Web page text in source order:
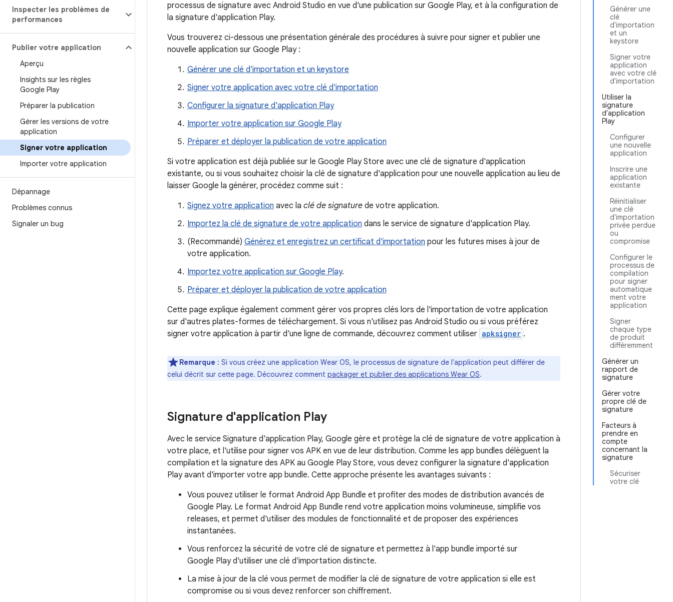
Inspecter les problèmes de
performances
Publier votre application
Aperçu
Insights sur les règles
Google Play
Préparer la publication
Gérer les versions de votre
application
Signer votre application
Importer votre application
Dépannage
Problèmes connus
Signaler un bug
Générer une
clé
d'importation
et un
keystore
Signer votre
application
avec votre clé
d'importation
Utiliser la
signature
d'application
Play
Configurer
une nouvelle
application
Inscrire une
application
existante
Réinitialiser
une clé
d'importation
privée perdue
ou
compromise
Configurer le
processus de
compilation
pour signer
automatique
ment votre
application
Signer
chaque type
de produit
différemment
Générer un
rapport de
signature
Gérer votre
propre clé de
signature
Facteurs à
prendre en
compte
concernant la
signature
Sécuriser
votre clé
processus de signature avec Android Studio en vue d'une publication sur Google Play, et à la configuration de
la signature d'application Play.
Vous trouverez ci-dessous une présentation générale des procédures à suivre pour signer et publier une
nouvelle application sur Google Play :
Générer une clé d'importation et un keystore
Signer votre application avec votre clé d'importation
Configurer la signature d'application Play
Importer votre application sur Google Play
Préparer et déployer la publication de votre application
Si votre application est déjà publiée sur le Google Play Store avec une clé de signature d'application
existante, ou si vous souhaitez choisir la clé de signature d'application pour une nouvelle application au lieu de
laisser Google la générer, procédez comme suit :
Signez votre application avec la clé de signature de votre application.
Importez la clé de signature de votre application dans le service de signature d'application Play.
(Recommandé) Générez et enregistrez un certificat d'importation pour les futures mises à jour de
votre application.
Importez votre application sur Google Play.
Préparer et déployer la publication de votre application
Cette page explique également comment gérer vos propres clés lors de l'importation de votre application
sur d'autres plates-formes de téléchargement. Si vous n'utilisez pas Android Studio ou si vous préférez
signer votre application à partir d'une ligne de commande, découvrez comment utiliser apksigner .
Remarque : Si vous créez une application Wear OS, le processus de signature de l'application peut différer de
celui décrit sur cette page. Découvrez comment packager et publier des applications Wear OS.
Signature d'application Play
Avec le service Signature d'application Play, Google gère et protège la clé de signature de votre application à
votre place, et l'utilise pour signer vos APK en vue de leur distribution. Comme les app bundles délèguent la
compilation et la signature des APK au Google Play Store, vous devez configurer la signature d'application
Play avant d'importer votre app bundle. Cette approche présente les avantages suivants :
Vous pouvez utiliser le format Android App Bundle et profiter des modes de distribution avancés de
Google Play. Le format Android App Bundle rend votre application moins volumineuse, simplifie vos
releases, et permet d'utiliser des modules de fonctionnalité et de proposer des expériences
instantanées.
Vous renforcez la sécurité de votre clé de signature et permettez à l'app bundle importé sur
Google Play d'utiliser une clé d'importation distincte.
La mise à jour de la clé vous permet de modifier la clé de signature de votre application si elle est
compromise ou si vous devez renforcer son chiffrement.